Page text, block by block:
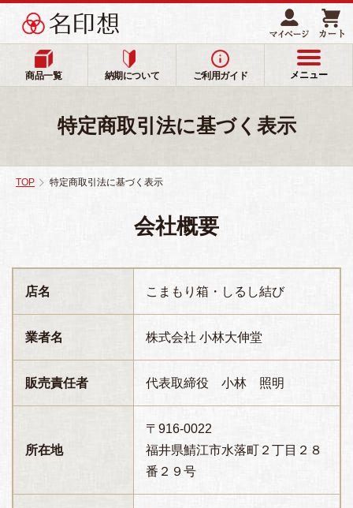
商品一覧 納期について ご利用ガイド メニュー
特定商取引法に基づく表示
TOP 特定商取引法に基づく表示
会社概要
店名 こまもり箱・しるし結び
業者名 株式会社 小林大伸堂
販売責任者 代表取締役 小林 照明
所在地
〒916-0022
福井県鯖江市水落町２丁目２８
番２９号